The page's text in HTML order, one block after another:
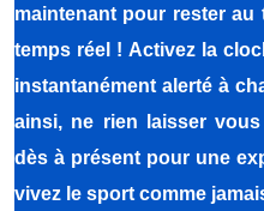
maintenant pour rester au
temps réel ! Activez la
instantanément alerté à
ainsi, ne rien laisser
dès à présent pour une
vivez le sport comme